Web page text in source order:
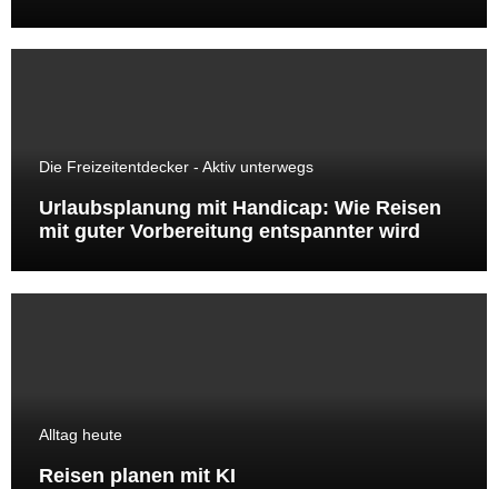
Die Freizeitentdecker - Aktiv unterwegs
Urlaubsplanung mit Handicap: Wie Reisen
mit guter Vorbereitung entspannter wird
Alltag heute
Reisen planen mit KI